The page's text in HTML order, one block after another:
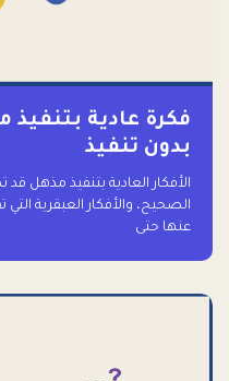
فكرة عادية
بدون تنفيذ
الأفكار العادية بتنفيذ مذهل
الصحيح، والأفكار العبقرية
عنها حتى